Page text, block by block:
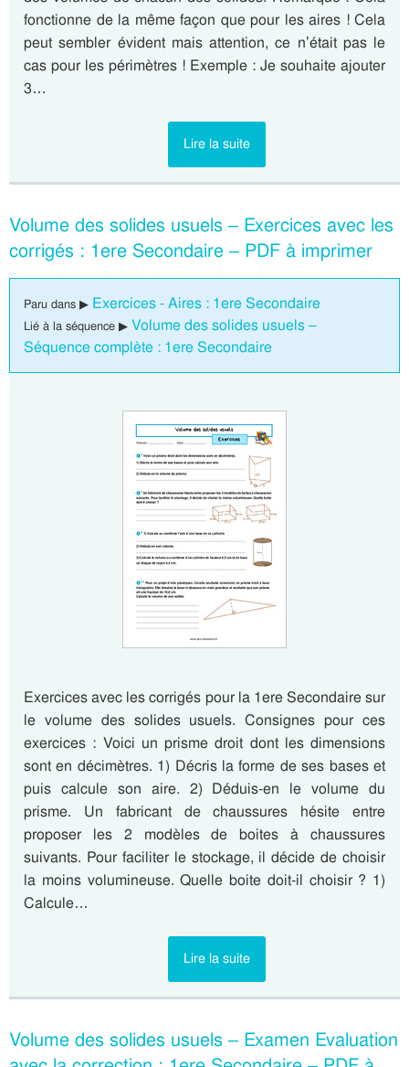
fonctionne de la même façon que pour les aires ! Cela
peut sembler évident mais attention, ce n’était pas le
cas pour les périmètres ! Exemple : Je souhaite ajouter
3…
Lire la suite
Volume des solides usuels – Exercices avec les
corrigés : 1ere Secondaire – PDF à imprimer
Paru dans ▶ Exercices - Aires : 1ere Secondaire
Lié à la séquence ▶ Volume des solides usuels –
Séquence complète : 1ere Secondaire
Exercices avec les corrigés pour la 1ere Secondaire sur
le volume des solides usuels. Consignes pour ces
exercices : Voici un prisme droit dont les dimensions
sont en décimètres. 1) Décris la forme de ses bases et
puis calcule son aire. 2) Déduis-en le volume du
prisme. Un fabricant de chaussures hésite entre
proposer les 2 modèles de boites à chaussures
suivants. Pour faciliter le stockage, il décide de choisir
la moins volumineuse. Quelle boite doit-il choisir ? 1)
Calcule…
Lire la suite
Volume des solides usuels – Examen Evaluation